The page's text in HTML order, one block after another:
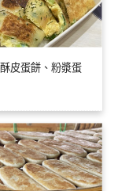
皮蛋餅、粉漿蛋